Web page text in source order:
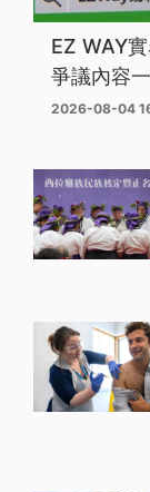
EZ WAY
爭議內容
2026-08-04